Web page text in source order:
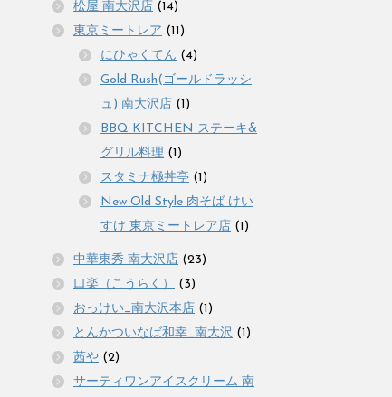
松屋 南大沢店 (14)
東京ミートレア (11)
にひゃくてん (4)
Gold Rush(ゴールドラッシ
ュ) 南大沢店 (1)
BBQ KITCHEN ステーキ&
グリル料理 (1)
スタミナ極丼亭 (1)
New Old Style 肉そば けい
すけ 東京ミートレア店 (1)
中華東秀 南大沢店 (23)
口楽（こうらく）
(3)
おっけい_南大沢本店 (1)
とんかついなば和幸_南大沢 (1)
茜や (2)
サーティワンアイスクリーム 南